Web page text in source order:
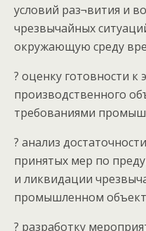
условий раз¬вития и
чрезвычайных
окружающую среду
? оценку готовности к
производственного
требованиями
? анализ
принятых мер по
и ликвидации
промышленном
? разработку